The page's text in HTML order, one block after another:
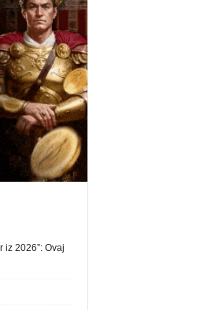
iz 2026”: Ovaj